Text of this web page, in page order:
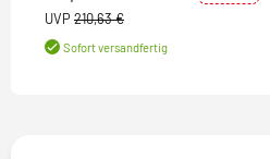
UVP 210,63 €
Sofort versandfertig